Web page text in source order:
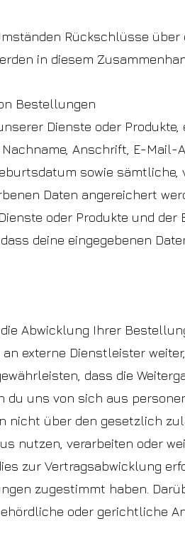
Rückschlüsse
in diesem
Bestellungen
Dienste oder
Anschrift, E-
sowie
Daten angereichert
oder Produkte und der
deine eingegebenen
Abwicklung Ihrer
an externe Dienstleister
dass die
du uns von sich aus
nicht über den gesetzlich
nutzen, verarbeiten oder
zur Vertragsabwicklung
zugestimmt haben.
oder gerichtliche